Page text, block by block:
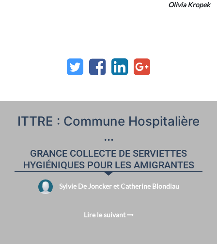
Olivia Kropek
ITTRE : Commune Hospitalière
…
GRANCE COLLECTE DE SERVIETTES
HYGIÉNIQUES POUR LES AMIGRANTES
Sylvie De Joncker et Catherine Blondiau
Lire le suivant